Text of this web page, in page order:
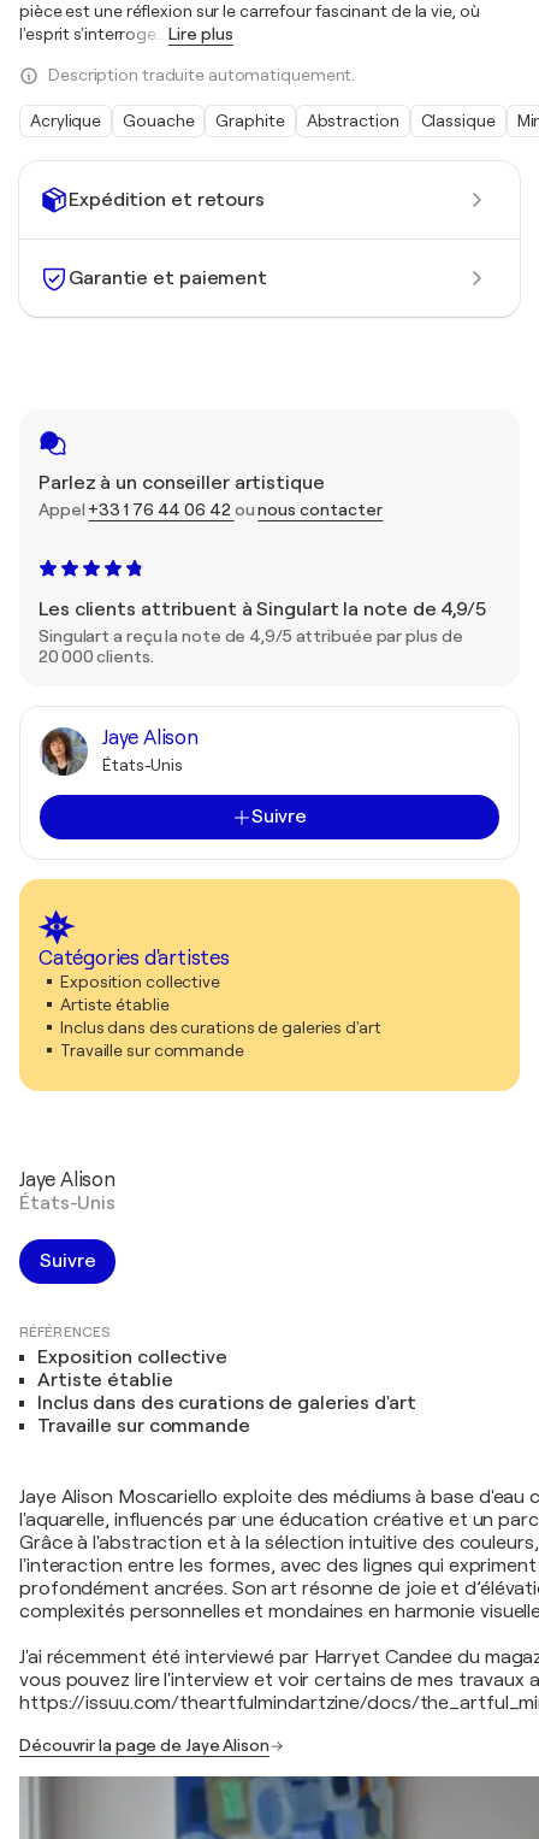
Expédition et retours
Garantie et paiement
Parlez à un conseiller artistique
Appel +33 1 76 44 06 42 ounous contacter
Les clients attribuent à Singulart la note de 4,9/5
Singulart a reçu la note de 4,9/5 attribuée par plus de
20 000 clients.
Jaye Alison
États-Unis
Suivre
Catégories d'artistes
Exposition collective
Artiste établie
Inclus dans des curations de galeries d'art
Travaille sur commande
pièce est une réflexion sur le carrefour fascinant de la vie, où
l'esprit s'interroge
Lire plus
Description traduite automatiquement.
Acrylique Gouache Graphite Abstraction Classique
Jaye Alison
États-Unis
Suivre
RÉFÉRENCES
Exposition collective
Artiste établie
Inclus dans des curations de galeries d'art
Travaille sur commande
Jaye Alison Moscariello exploite des médiums à base d'eau
l'aquarelle, influencés par une éducation créative et un
Grâce à l'abstraction et à la sélection intuitive des
l'interaction entre les formes, avec des lignes qui
profondément ancrées. Son art résonne de joie et
complexités personnelles et mondaines en harmonie
J'ai récemment été interviewé par Harryet Candee du
vous pouvez lire l'interview et voir certains de mes travaux
https://issuu.com/theartfulmindartzine/docs/
Découvrir la page de Jaye Alison